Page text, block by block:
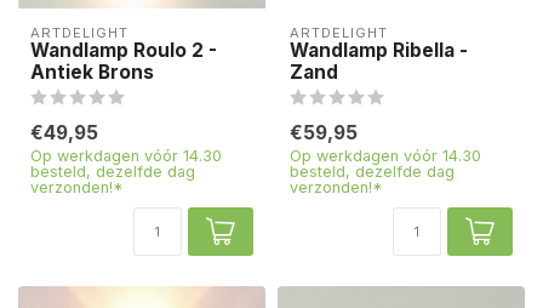
ARTDELIGHT
Wandlamp Roulo 2 -
Antiek Brons
€49,95
Op werkdagen vóór 14.30
besteld, dezelfde dag
verzonden!*
ARTDELIGHT
Wandlamp Ribella -
Zand
€59,95
Op werkdagen vóór 14.30
besteld, dezelfde dag
verzonden!*